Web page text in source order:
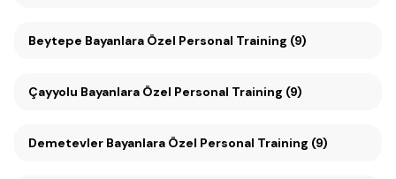
Beytepe Bayanlara Özel Personal Training (9)
Çayyolu Bayanlara Özel Personal Training (9)
Demetevler Bayanlara Özel Personal Training (9)